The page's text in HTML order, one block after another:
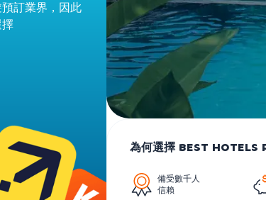
訂業界，因此
為何選擇 BEST HOTELS
備受數千人
信賴